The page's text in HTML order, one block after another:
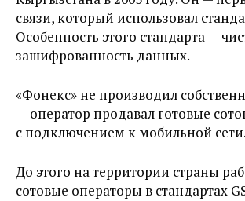
связи, который использовал
Особенность этого стандарта —
зашифрованность данных.
«Фонекс» не производил
— оператор продавал готовые
с подключением к мобильной сети.
До этого на территории страны
сотовые операторы в стандартах